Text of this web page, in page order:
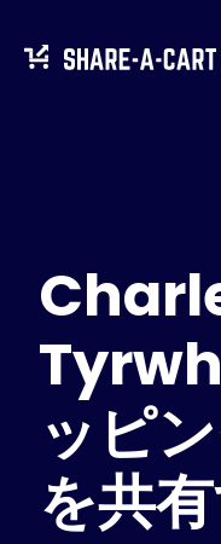
ソ
学
企
ッピ
を共